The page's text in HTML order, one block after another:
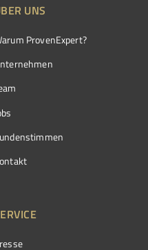
UNS
ProvenExpert?